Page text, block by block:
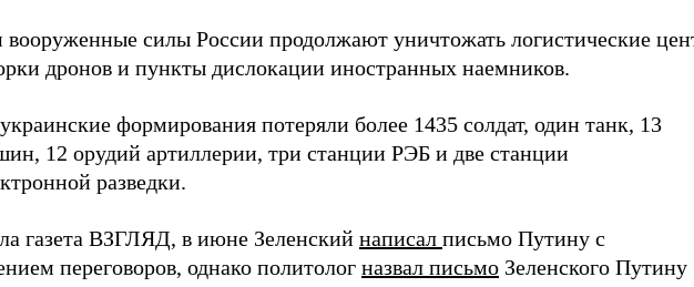
силы России продолжают уничтожать логистические
дронов и пункты дислокации иностранных наемников.
формирования потеряли более 1435 солдат, один танк, 13
12 орудий артиллерии, три станции РЭБ и две станции
разведки.
газета ВЗГЛЯД, в июне Зеленский написал письмо Путину с
переговоров, однако политолог назвал письмо Зеленского Путину